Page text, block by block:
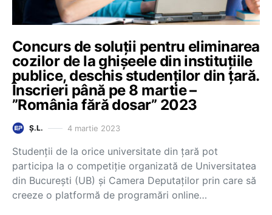
Concurs de soluții pentru eliminarea
cozilor de la ghișeele din instituțiile
publice, deschis studenților din țară.
Înscrieri până pe 8 martie –
”România fără dosar” 2023
Ș.L. 4 martie 2023
Studenții de la orice universitate din țară pot
participa la o competiție organizată de Universitatea
din București (UB) și Camera Deputaților prin care să
creeze o platformă de programări online…